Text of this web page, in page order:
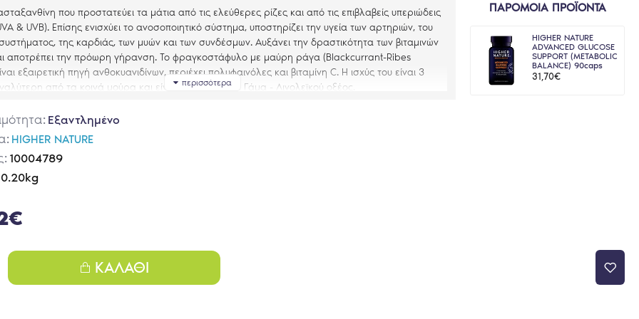
που προστατεύει τα μάτια από τις ελεύθερες ρίζες και από τις επιβλαβείς υπεριώδεις
& UVB). Επίσης ενισχύει το ανοσοποιητικό σύστημα, υποστηρίζει την υγεία των αρτηριών, του
της καρδιάς, των μυών και των συνδέσμων. Αυξάνει την δραστικότητα των βιταμινών
αποτρέπει την πρόωρη γήρανση. To φραγκοστάφυλο με μαύρη ράγα (Blackcurrant-Ribes
εξαιρετική πηγή ανθοκυανιδίνων, περιέχει πολυφαινόλες και βιταμίνη C. Η ισχύς του είναι 3
από τα κοινά μούρα και είναι πλούσια πηγή Γάμα - Λινολεϊκού oξέος.
ΔΟΣΟΛΟΓΙΑ
των 8 ετών και ενήλικες:
πηγή λυκοπένιου), 100mg εκχύλισμα από μαύρο φραγκοστάφυλο (blackcurrant) 4:1,
εκχύλισμα από δενδρολίβανο, μικτά καροτενοειδή (beta carotene, alpha carotene, lutein,
ΠΑΡΟΜΟΙΑ ΠΡΟΪΟΝΤΑ
HIGHER NATURE
ADVANCED GLUCOSE
SUPPORT (METABOLIC
BALANCE) 90caps
31,70€
Eξαντλημένο
HIGHER NATURE
10004789
0.20kg
ΚΑΛΆΘΙ